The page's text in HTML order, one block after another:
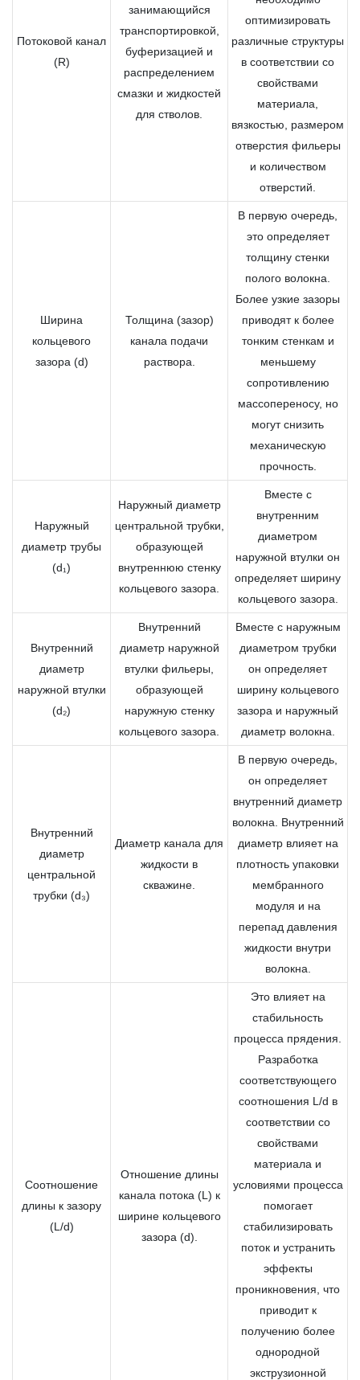
Потоковой канал
(R)
занимающийся
транспортировкой,
буферизацией и
распределением
смазки и жидкостей
для стволов.
оптимизировать
различные структуры
в соответствии со
свойствами
материала,
вязкостью, размером
отверстия фильеры
и количеством
отверстий.
Ширина
кольцевого
зазора (d)
Толщина (зазор)
канала подачи
раствора.
В первую очередь,
это определяет
толщину стенки
полого волокна.
Более узкие зазоры
приводят к более
тонким стенкам и
меньшему
сопротивлению
массопереносу, но
могут снизить
механическую
прочность.
Наружный
диаметр трубы
(d₁)
Наружный диаметр
центральной трубки,
образующей
внутреннюю стенку
кольцевого зазора.
Вместе с
внутренним
диаметром
наружной втулки он
определяет ширину
кольцевого зазора.
Внутренний
диаметр
наружной втулки
(d₂)
Внутренний
диаметр наружной
втулки фильеры,
образующей
наружную стенку
кольцевого зазора.
Вместе с наружным
диаметром трубки
он определяет
ширину кольцевого
зазора и наружный
диаметр волокна.
Внутренний
диаметр
центральной
трубки (d₃)
Диаметр канала для
жидкости в
скважине.
В первую очередь,
он определяет
внутренний диаметр
волокна. Внутренний
диаметр влияет на
плотность упаковки
мембранного
модуля и на
перепад давления
жидкости внутри
волокна.
Соотношение
длины к зазору
(L/d)
Отношение длины
канала потока (L) к
ширине кольцевого
зазора (d).
Это влияет на
стабильность
процесса прядения.
Разработка
соответствующего
соотношения L/d в
соответствии со
свойствами
материала и
условиями процесса
помогает
стабилизировать
поток и устранить
эффекты
проникновения, что
приводит к
получению более
однородной
экструзионной